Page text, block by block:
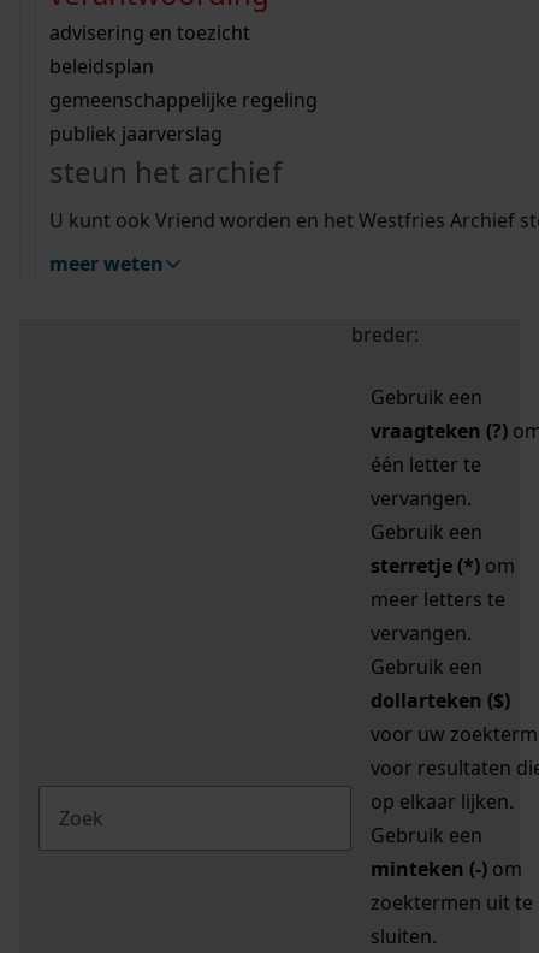
bouwvergunningen
omgevingsvergunningen
vergunningen
beeld en geluid
uitleg nodig?
Wij helpen u op weg met een aantal zoektips.
bekijk alle zoektips
Wij helpen u op weg met een aantal zoektips.
bekijk alle zoektips
bekijk ons geschiedenislokaal
advisering en toezicht
beleidsplan
gemeenschappelijke regeling
publiek jaarverslag
steun het archief
U kunt ook Vriend worden en het Westfries Archief
meer weten
zoektips
Mijn Studiezaal (inloggen)
uw zoekopdracht te
breder:
Gebruik een
vraagteken (?)
één letter te
vervangen.
Gebruik een
sterretje (*) om
meer letters te
vervangen.
Gebruik een
dollarteken ($)
voor uw zoekterm
voor resultaten
op elkaar lijken.
Gebruik een
minteken (-) om
zoektermen uit te
sluiten.